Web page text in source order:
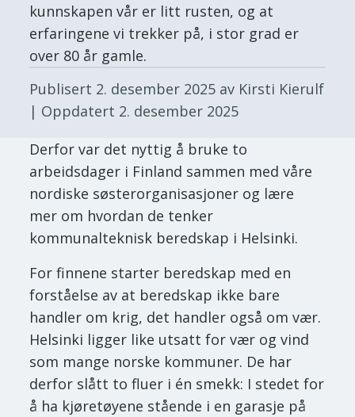
kunnskapen vår er litt rusten, og at
erfaringene vi trekker på, i stor grad er
over 80 år gamle.
Publisert 2. desember 2025 av Kirsti Kierulf
| Oppdatert 2. desember 2025
Derfor var det nyttig å bruke to
arbeidsdager i Finland sammen med våre
nordiske søsterorganisasjoner og lære
mer om hvordan de tenker
kommunalteknisk beredskap i Helsinki.
For finnene starter beredskap med en
forståelse av at beredskap ikke bare
handler om krig, det handler også om vær.
Helsinki ligger like utsatt for vær og vind
som mange norske kommuner. De har
derfor slått to fluer i én smekk: I stedet for
å ha kjøretøyene stående i en garasje på